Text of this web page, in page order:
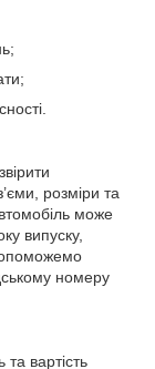
розміри та
може
випуску,
номеру
вартість